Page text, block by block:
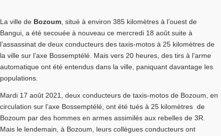
La ville de Bozoum , situé à environ 385 kilomètres à l’ouest de
Bangui, a été secouée à nouveau ce mercredi 18 août suite à
l’assassinat de deux conducteurs des taxis-motos à 25 kilomètres de
la ville sur l’axe Bossemptélé. Mais vers 20 heures, des tirs à l’arme
automatique ont été entendus dans la ville, paniquant davantage les
populations.
Mardi 17 août 2021, deux conducteurs de taxis-motos de Bozoum, en
circulation sur l’axe Bossemptélé, ont été tués à 25 kilomètres de
Bozoum par des hommes en armes assimilés aux rebelles de 3R.
Mais le lendemain, à Bozoum, leurs collègues conducteurs ont